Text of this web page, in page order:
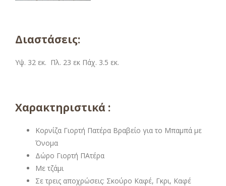
Διαστάσεις:
Υψ. 32 εκ. Πλ. 23 εκ Πάχ. 3.5 εκ.
Χαρακτηριστικά :
Κορνίζα Γιορτή Πατέρα Βραβείο για το Μπαμπά με
Όνομα
Δώρο Γιορτή ΠΑτέρα
Με τζάμι
Σε τρεις αποχρώσεις: Σκούρο Καφέ, Γκρι, Καφέ